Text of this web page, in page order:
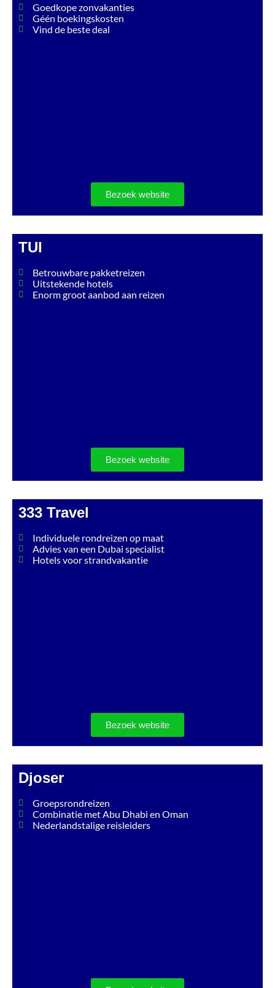
Goedkope zonvakanties
Géén boekingskosten
Vind de beste deal
Bezoek website
TUI
Betrouwbare pakketreizen
Uitstekende hotels
Enorm groot aanbod aan reizen
Bezoek website
333 Travel
Individuele rondreizen op maat
Advies van een Dubai specialist
Hotels voor strandvakantie
Bezoek website
Djoser
Groepsrondreizen
Combinatie met Abu Dhabi en Oman
Nederlandstalige reisleiders